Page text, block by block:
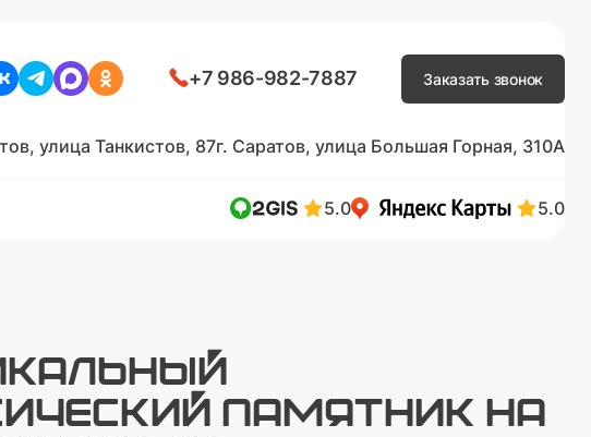
+7 986-982-7887 Заказать звонок
улица Танкистов, 87г. Саратов, улица Большая Горная, 310А
5.0 5.0
ПАМЯТНИК НА